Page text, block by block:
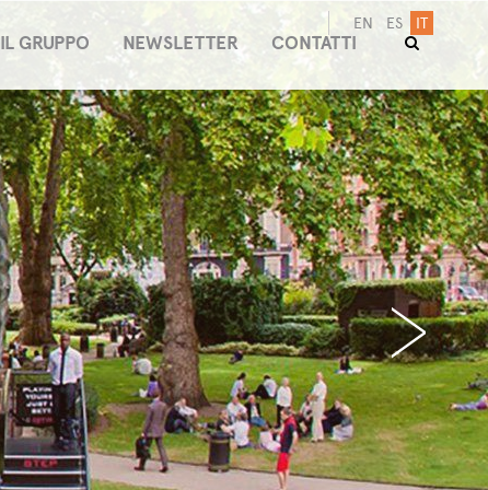
EN ES IT
IL GRUPPO NEWSLETTER CONTATTI
›